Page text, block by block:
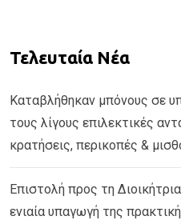
Τελευταία Νέα
Καταβλήθηκαν μπόνους σε
τους λίγους επιλεκτικές
κρατήσεις, περικοπές &
Επιστολή προς τη
ενιαία υπαγωγή της